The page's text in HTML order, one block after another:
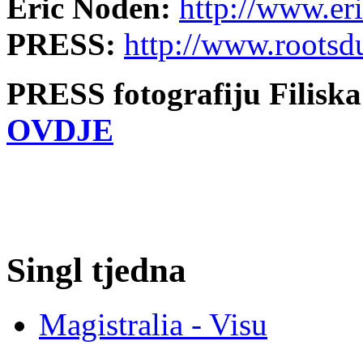
Eric Noden: http://
PRESS: http://
PRESS fotografiju
OVDJE
Singl tjedna
Magistralia - Visu